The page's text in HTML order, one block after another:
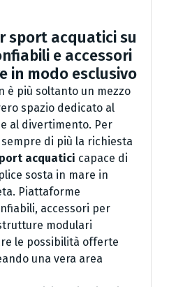
sport acquatici su
e accessori
in modo esclusivo
è più soltanto un mezzo
spazio dedicato al
al divertimento. Per
di più la richiesta
acquatici capace di
sosta in mare in
Piattaforme
accessori per
modulari
le possibilità offerte
una vera area